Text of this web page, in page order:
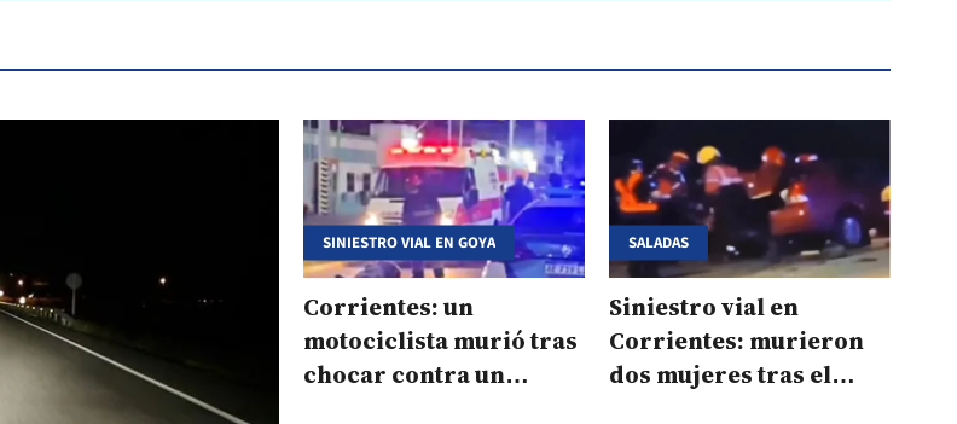
SINIESTRO VIAL EN GOYA
Corrientes: un
motociclista murió tras
chocar contra un
SALADAS
Siniestro vial en
Corrientes: murieron
dos mujeres tras el